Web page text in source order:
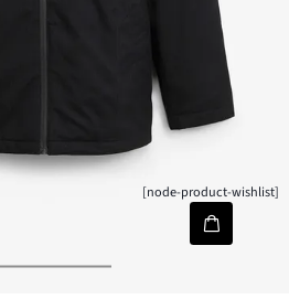
[node-product-wishlist]